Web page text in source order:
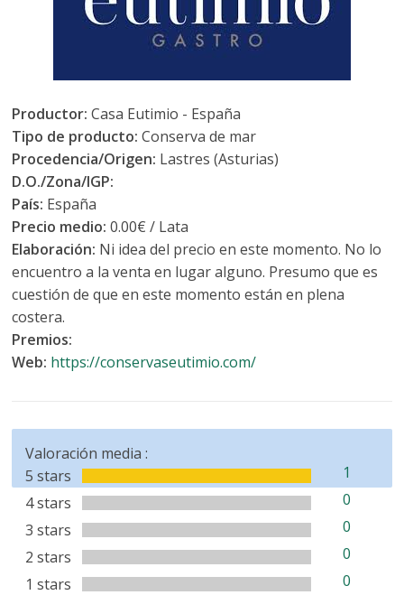
Productor: Casa Eutimio - España
Tipo de producto:Conserva de mar
Procedencia/Origen: Lastres (Asturias)
D.O./Zona/IGP:
País: España
Precio medio: 0.00€ / Lata
Elaboración: Ni idea del precio en este momento. No lo
encuentro a la venta en lugar alguno. Presumo que es
cuestión de que en este momento están en plena
costera.
Premios:
Web: https://conservaseutimio.com/
Valoración media :
5 stars
1
4 stars
0
3 stars
0
2 stars
0
1 stars
0